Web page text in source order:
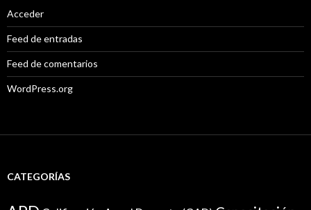
Acceder
Feed de entradas
Feed de comentarios
WordPress.org
CATEGORÍAS